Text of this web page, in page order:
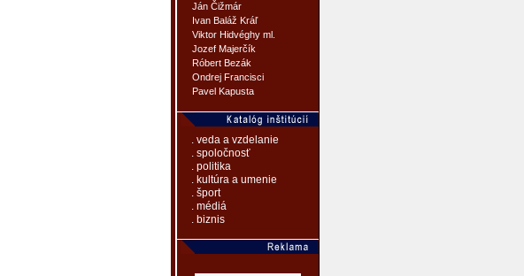
Ján Čižmár
Ivan Baláž Kráľ
Viktor Hidvéghy ml.
Jozef Majerčík
Róbert Bezák
Ondrej Francisci
Pavel Kapusta
. veda a vzdelanie
. spoločnosť
. politika
. kultúra a umenie
. šport
. médiá
. biznis